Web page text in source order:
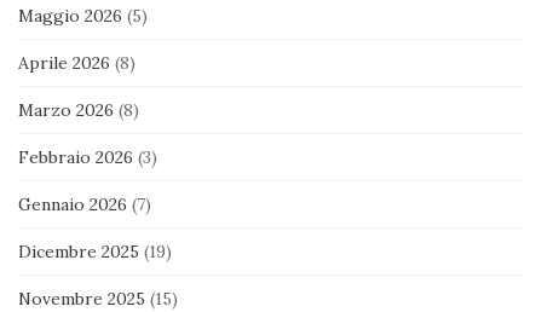
Maggio 2026 (5)
Aprile 2026 (8)
Marzo 2026 (8)
Febbraio 2026 (3)
Gennaio 2026 (7)
Dicembre 2025 (19)
Novembre 2025 (15)